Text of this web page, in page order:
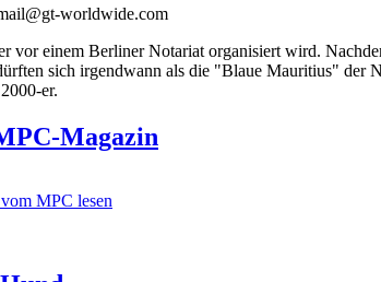
worldwide.com
vor einem Berliner Notariat organisiert wird.
sich irgendwann als die "Blaue Mauritius" der
er.
Magazin
MPC lesen